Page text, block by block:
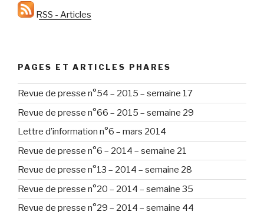
RSS - Articles
PAGES ET ARTICLES PHARES
Revue de presse n°54 – 2015 – semaine 17
Revue de presse n°66 – 2015 – semaine 29
Lettre d’information n°6 – mars 2014
Revue de presse n°6 – 2014 – semaine 21
Revue de presse n°13 – 2014 – semaine 28
Revue de presse n°20 – 2014 – semaine 35
Revue de presse n°29 – 2014 – semaine 44